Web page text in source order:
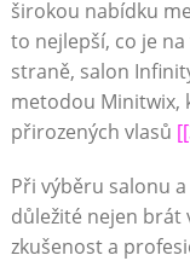
širokou nabídku
to nejlepší, co je
straně, salon
metodou Minitwix,
přirozených vlasů
Při výběru salonu
důležité nejen brát
zkušenost a